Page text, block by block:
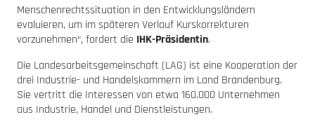
Menschenrechtssituation in den Entwicklungsländern
evaluieren, um im späteren Verlauf Kurskorrekturen
vorzunehmen“, fordert die IHK-Präsidentin.
Die Landesarbeitsgemeinschaft (LAG) ist eine Kooperation der
drei Industrie- und Handelskammern im Land Brandenburg.
Sie vertritt die Interessen von etwa 160.000 Unternehmen
aus Industrie, Handel und Dienstleistungen.